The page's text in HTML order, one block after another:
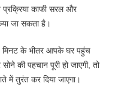
काफी सरल और
जा सकता है।
मिनट के भीतर आपके घर पहुंच
की पहचान पूरी हो जाएगी, तो
में तुरंत कर दिया जाएगा।